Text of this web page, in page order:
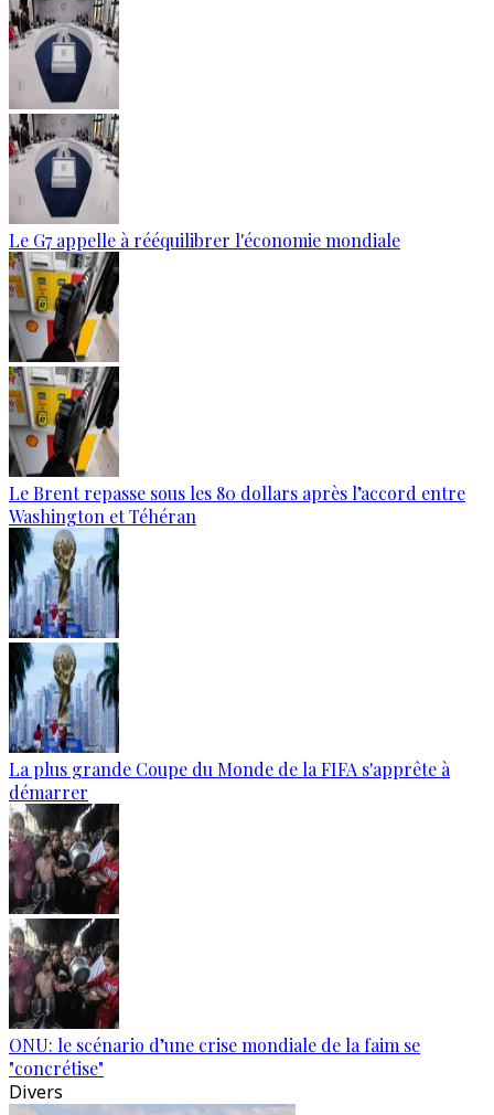
Le G7 appelle à rééquilibrer l'économie mondiale
Le Brent repasse sous les 80 dollars après l’accord entre
Washington et Téhéran
La plus grande Coupe du Monde de la FIFA s'apprête à
démarrer
ONU: le scénario d’une crise mondiale de la faim se
"concrétise"
Divers